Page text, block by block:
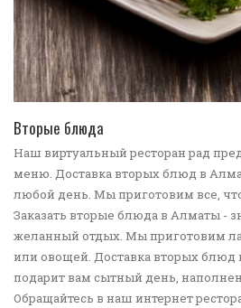
Вторые блюда
Наш виртуальный ресторан рад
меню. Доставка вторых блюд в
любой день. Мы приготовим все,
Заказать вторые блюда в Алматы -
желанный отдых. Мы приготовим
или овощей. Доставка вторых
подарит вам сытный день,
Обращайтесь в наш интернет